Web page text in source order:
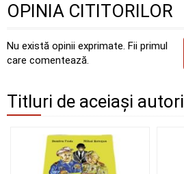
OPINIA CITITORILOR
Nu există opinii exprimate. Fii primul
care comentează.
Titluri de aceiași autori